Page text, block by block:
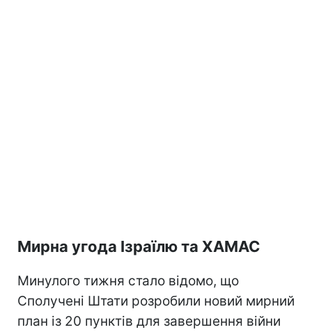
Мирна угода Ізраїлю та ХАМАС
Минулого тижня стало відомо, що
Сполучені Штати розробили новий мирний
план із 20 пунктів для завершення війни